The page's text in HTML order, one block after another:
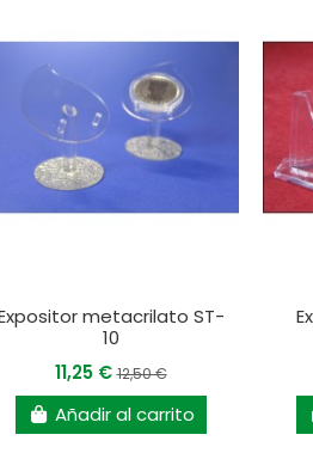
metacrilato ST-
10
11,25 €12,50 €
Añadir al carrito